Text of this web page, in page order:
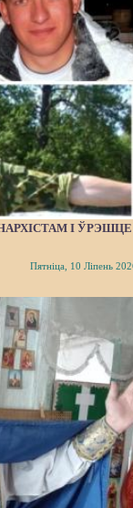
І ЎРЭШЦЕ
Пятніца, 10 Ліпень